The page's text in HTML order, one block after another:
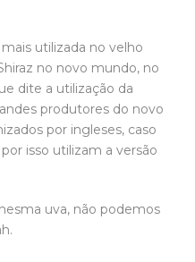
utilizada no velho
no novo mundo, no
dite a utilização da
produtores do novo
por ingleses, caso
isso utilizam a versão
uva, não podemos